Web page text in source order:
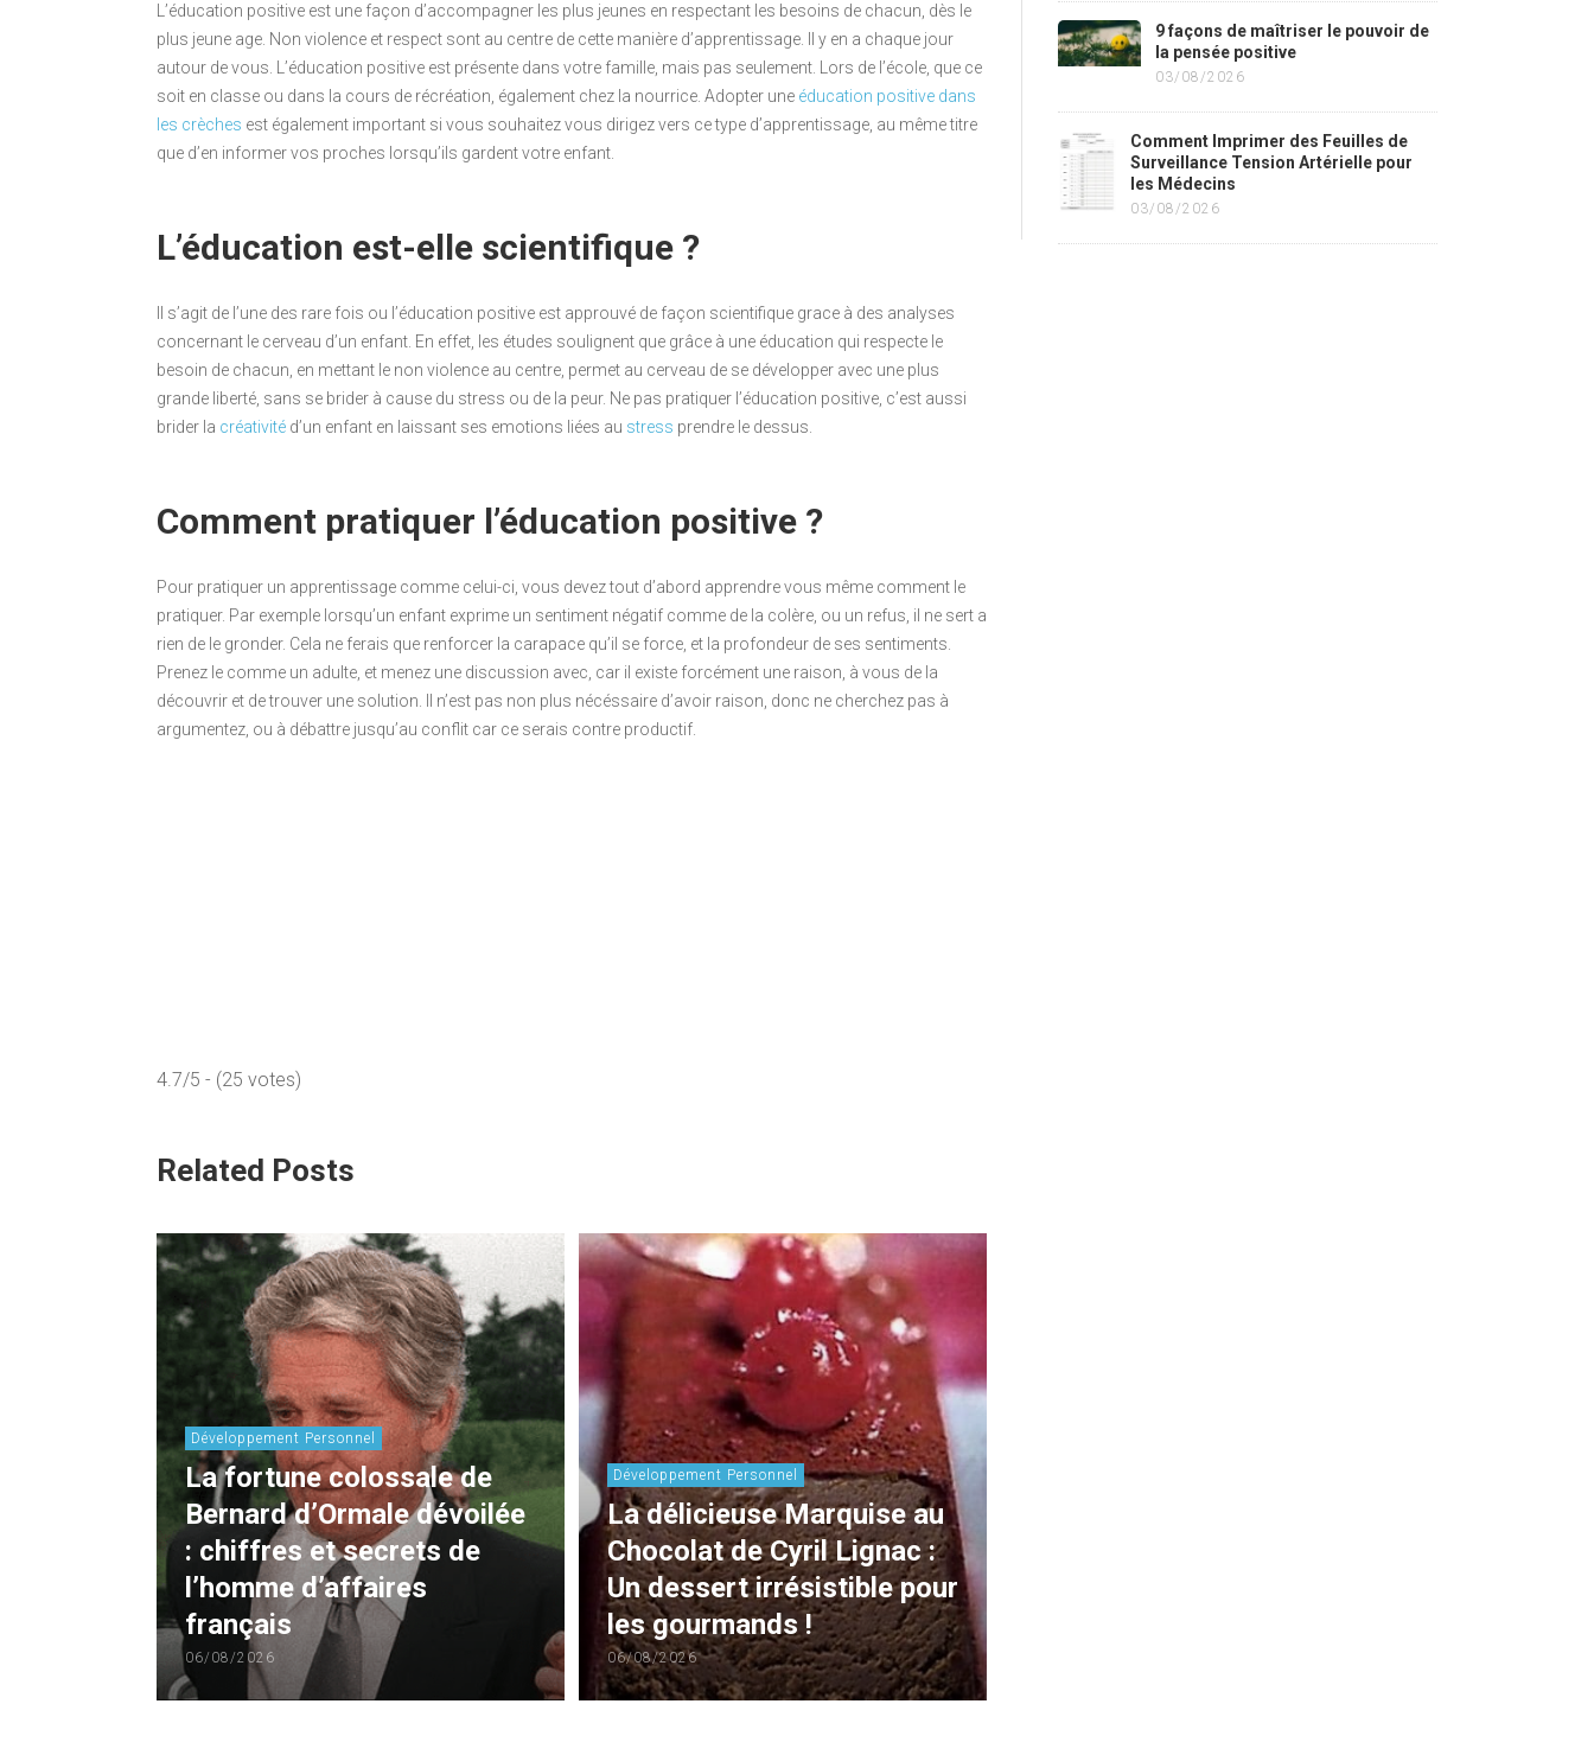
L’éducation positive est une façon d’accompagner les plus jeunes en respectant les besoins de chacun, dès le
plus jeune age. Non violence et respect sont au centre de cette manière d’apprentissage. Il y en a chaque jour
autour de vous. L’éducation positive est présente dans votre famille, mais pas seulement. Lors de l’école, que ce
soit en classe ou dans la cours de récréation, également chez la nourrice. Adopter une éducation positive dans
les crèches est également important si vous souhaitez vous dirigez vers ce type d’apprentissage, au même titre
que d’en informer vos proches lorsqu’ils gardent votre enfant.
L’éducation est-elle scientifique ?
Il s’agit de l’une des rare fois ou l’éducation positive est approuvé de façon scientifique grace à des analyses
concernant le cerveau d’un enfant. En effet, les études soulignent que grâce à une éducation qui respecte le
besoin de chacun, en mettant le non violence au centre, permet au cerveau de se développer avec une plus
grande liberté, sans se brider à cause du stress ou de la peur. Ne pas pratiquer l’éducation positive, c’est aussi
brider la créativité d’un enfant en laissant ses emotions liées au stress prendre le dessus.
Comment pratiquer l’éducation positive ?
Pour pratiquer un apprentissage comme celui-ci, vous devez tout d’abord apprendre vous même comment le
pratiquer. Par exemple lorsqu’un enfant exprime un sentiment négatif comme de la colère, ou un refus, il ne sert a
rien de le gronder. Cela ne ferais que renforcer la carapace qu’il se force, et la profondeur de ses sentiments.
Prenez le comme un adulte, et menez une discussion avec, car il existe forcément une raison, à vous de la
découvrir et de trouver une solution. Il n’est pas non plus nécéssaire d’avoir raison, donc ne cherchez pas à
argumentez, ou à débattre jusqu’au conflit car ce serais contre productif.
4.7/5 - (25 votes)
Related Posts
Développement Personnel
La fortune colossale de
Bernard d’Ormale dévoilée
: chiffres et secrets de
l’homme d’affaires
français
06/08/2026
Développement Personnel
La délicieuse Marquise au
Chocolat de Cyril Lignac :
Un dessert irrésistible pour
les gourmands !
06/08/2026
9 façons de maîtriser le pouvoir de
la pensée positive
03/08/2026
Comment Imprimer des Feuilles de
Surveillance Tension Artérielle pour
les Médecins
03/08/2026